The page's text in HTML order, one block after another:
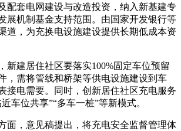
配套电网建设与改造投资，纳入新基建专
展机制基金支持范围。由国家开发银行等
道，为充换电设施建设提供长期低成本资
新建居住社区要落实100%固定车位预留
，需将管线和桥架等供电设施建设到车
接电需要。同时，创新居住社区充电服务
车位共享”“多车一桩”等新模式。
面，意见稿提出，将充电安全监督管理体